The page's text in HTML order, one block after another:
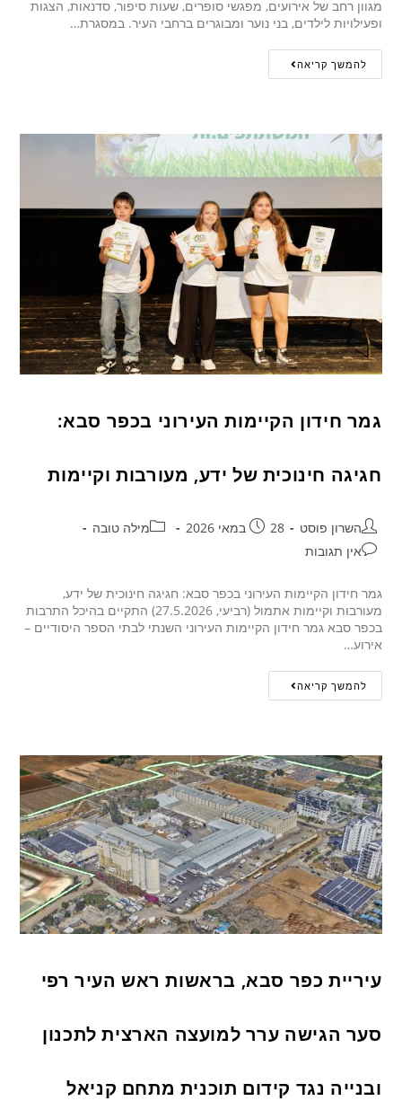
מגוון רחב של אירועים, מפגשי סופרים, שעות סיפור, סדנאות, הצגות
ופעילויות לילדים, בני נוער ומבוגרים ברחבי העיר. במסגרת…
להמשך קריאה
גמר חידון הקיימות העירוני בכפר סבא:
חגיגה חינוכית של ידע, מעורבות וקיימות
השרון פוסט 28 במאי 2026
מילה טובה
אין תגובות
גמר חידון הקיימות העירוני בכפר סבא: חגיגה חינוכית של ידע,
מעורבות וקיימות אתמול (רביעי, 27.5.2026) התקיים בהיכל התרבות
בכפר סבא גמר חידון הקיימות העירוני השנתי לבתי הספר היסודיים –
אירוע…
להמשך קריאה
עיריית כפר סבא, בראשות ראש העיר רפי
סער הגישה ערר למועצה הארצית לתכנון
ובנייה נגד קידום תוכנית מתחם קניאל